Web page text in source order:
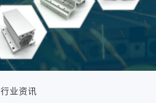
行业资讯